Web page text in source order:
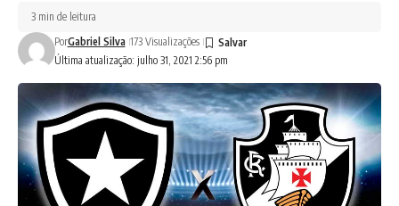
Última atualização: julho 31, 2021 2:56 pm
PorGabriel Silva 173 Visualizações
3 min de leitura